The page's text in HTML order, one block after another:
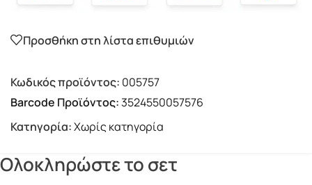
Προσθήκη στη λίστα επιθυμιών
Barcode Προϊόντος:3524550057576
Κωδικός προϊόντος: 005757
Κατηγορία:Χωρίς κατηγορία
Ολοκληρώστε το σετ